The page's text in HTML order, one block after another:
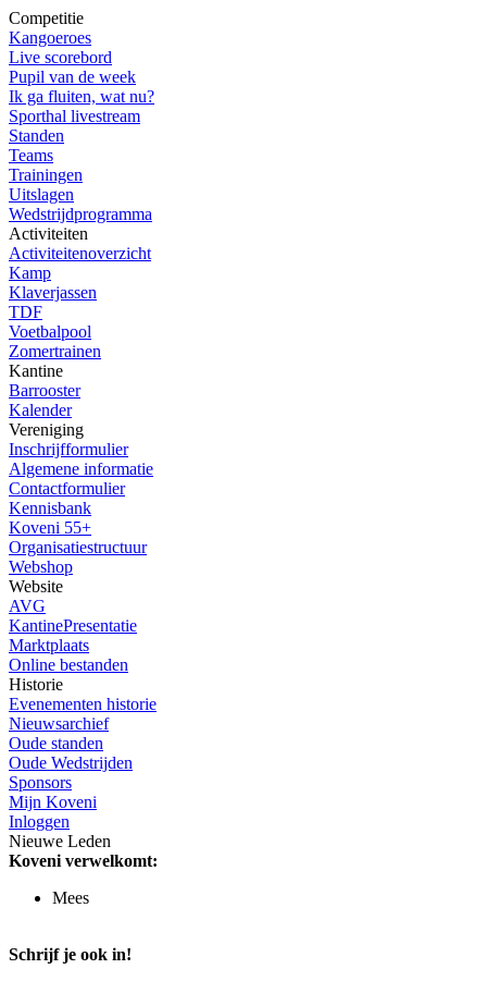
Competitie
Kangoeroes
Live scorebord
Pupil van de week
Ik ga fluiten, wat nu?
Sporthal livestream
Standen
Teams
Trainingen
Uitslagen
Wedstrijdprogramma
Activiteiten
Activiteitenoverzicht
Kamp
Klaverjassen
TDF
Voetbalpool
Zomertrainen
Kantine
Barrooster
Kalender
Vereniging
Inschrijfformulier
Algemene informatie
Contactformulier
Kennisbank
Koveni 55+
Organisatiestructuur
Webshop
Website
AVG
KantinePresentatie
Marktplaats
Online bestanden
Historie
Evenementen historie
Nieuwsarchief
Oude standen
Oude Wedstrijden
Sponsors
Mijn Koveni
Inloggen
Nieuwe Leden
Koveni verwelkomt:
Mees
Schrijf je ook in!